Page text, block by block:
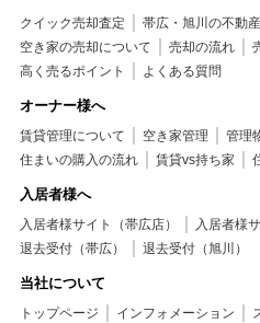
クイック売却査定 帯広・旭川の不動
空き家の売却について
売却の流れ
高く売るポイント
よくある質問
オーナー様へ
賃貸管理について 空き家管理 管理
住まいの購入の流れ
賃貸vs持ち家
入居者様へ
入居者様サイト（帯広店）
入居者様
退去受付（帯広）
退去受付（旭川）
当社について
トップページ インフォメーション